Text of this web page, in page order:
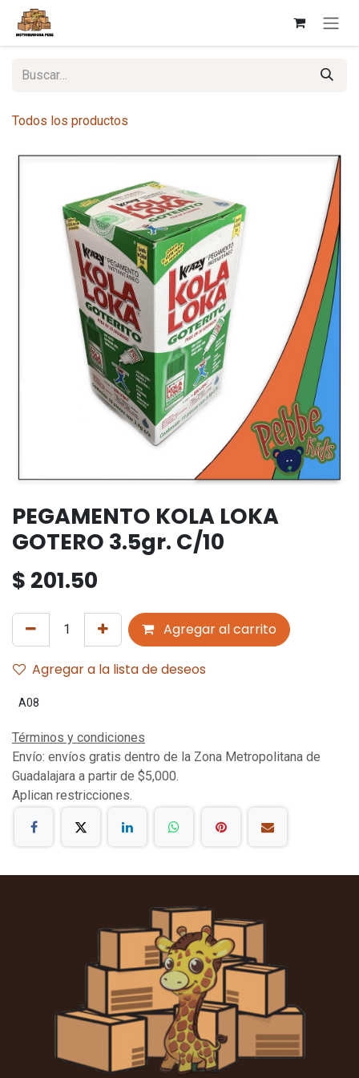
Ir al contenido
Todos los productos
PEGAMENTO KOLA LOKA
GOTERO 3.5gr. C/10
$ 201.50
Agregar al carrito
Agregar a la lista de deseos
A08
Términos y condiciones
Envío: envíos gratis dentro de la Zona Metropolitana de
Guadalajara a partir de $5,000.
Aplican restricciones.